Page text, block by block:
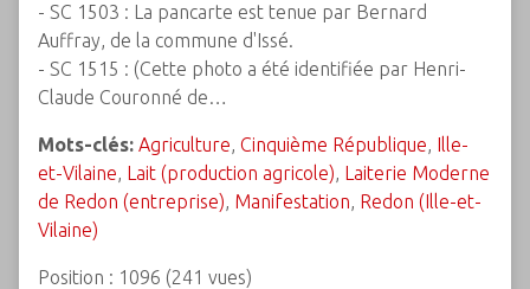
- SC 1503 : La pancarte est tenue par Bernard
Auffray, de la commune d'Issé.
- SC 1515 : (Cette photo a été identifiée par Henri-
Claude Couronné de…
Mots-clés: Agriculture, Cinquième République, Ille-
et-Vilaine, Lait (production agricole), Laiterie Moderne
de Redon (entreprise), Manifestation, Redon (Ille-et-
Vilaine)
Position : 1096 (241 vues)